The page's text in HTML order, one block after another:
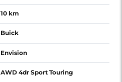
10 km
Buick
Envision
AWD 4dr Sport Touring